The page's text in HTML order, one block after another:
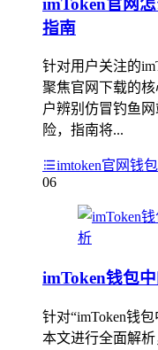
指南
针对用户关注的
聚焦官网下载的
户辨别仿冒钓鱼
险，指南将...
imtoken官网钱
06
imToken钱包
针对“imToken钱
本文进行全面解